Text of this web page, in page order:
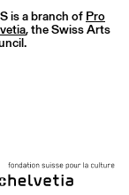
is a branch ofPro
, the Swiss Arts